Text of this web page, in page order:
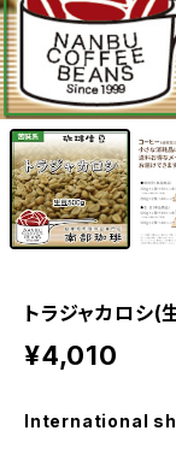
トラジャカロシ
¥4,010
International